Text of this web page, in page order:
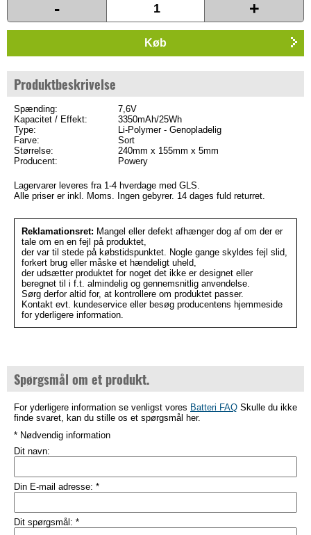
- +
Køb
Produktbeskrivelse
Spænding:
7,6V
Kapacitet / Effekt:
3350mAh/25Wh
Type:
Li-Polymer - Genopladelig
Farve:
Sort
Størrelse:
240mm x 155mm x 5mm
Producent:
Powery
Lagervarer leveres fra 1-4 hverdage med GLS.
Alle priser er inkl. Moms. Ingen gebyrer. 14 dages fuld returret.
Reklamationsret: Mangel eller defekt afhænger dog af om der er
tale om en en fejl på produktet,
der var til stede på købstidspunktet. Nogle gange skyldes fejl slid,
forkert brug eller måske et hændeligt uheld,
der udsætter produktet for noget det ikke er designet eller
beregnet til i f.t. almindelig og gennemsnitlig anvendelse.
Sørg derfor altid for, at kontrollere om produktet passer.
Kontakt evt. kundeservice eller besøg producentens hjemmeside
for yderligere information.
Spørgsmål om et produkt.
For yderligere information se venligst vores Batteri FAQ Skulle du ikke
finde svaret, kan du stille os et spørgsmål her.
* Nødvendig information
Dit navn:
Din E-mail adresse: *
Dit spørgsmål: *